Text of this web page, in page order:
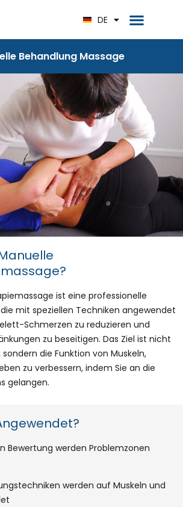
DE
EN
Behandlung Massage
ist eine professionelle
mit speziellen Techniken angewendet
Schmerzen zu reduzieren und
zu beseitigen. Das Ziel ist nicht
die Funktion von Muskeln,
zu verbessern, indem Sie an die
gelangen.
Bewertung werden Problemzonen
werden auf Muskeln und